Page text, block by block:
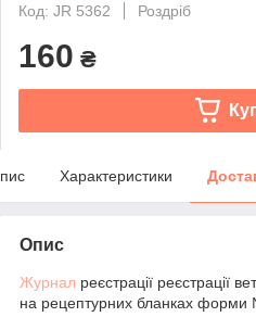
Код: JR 5362
Роздріб
160 ₴
Характеристики
Опис
Журнал реєстрації реєстрації
на рецептурних бланках